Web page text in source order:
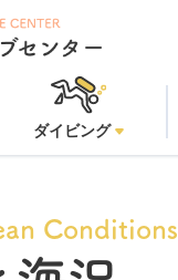
ダイビング
Conditions